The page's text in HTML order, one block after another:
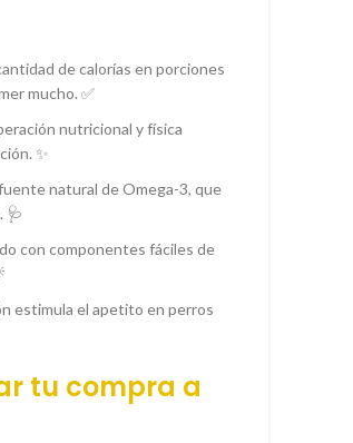
de calorías en porciones
mucho. ✅
nutricional y física
✨
natural de Omega-3, que
🩺
con componentes fáciles de
estimula el apetito en perros
tu compra a